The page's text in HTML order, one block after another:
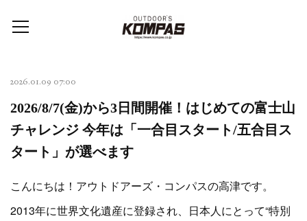
2026.01.09 07:00
2026/8/7(金)から3日間開催！はじめての富士山
チャレンジ 今年は「一合目スタート/五合目ス
タート」が選べます
こんにちは！アウトドアーズ・コンパスの高津です。
2013年に世界文化遺産に登録され、日本人にとって“特別